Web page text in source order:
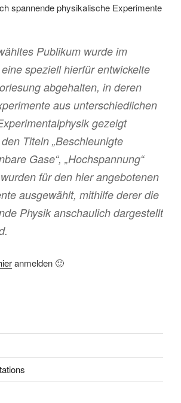
spannende physikalische Experimente
Publikum wurde im
speziell hierfür entwickelte
abgehalten, in deren
aus unterschiedlichen
gezeigt
Titeln „Beschleunigte
Gase“, „Hochspannung“
wurden für den hier angebotenen
ausgewählt, mithilfe derer die
Physik anschaulich dargestellt
anmelden 🙂